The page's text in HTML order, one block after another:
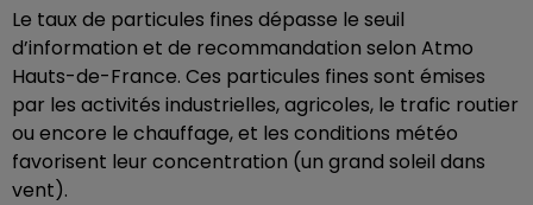
Le taux de particules fines dépasse le seuil
d’information et de recommandation selon Atmo
Hauts-de-France. Ces particules fines sont émises
par les activités industrielles, agricoles, le trafic routier
ou encore le chauffage, et les conditions météo
favorisent leur concentration (un grand soleil dans
vent).